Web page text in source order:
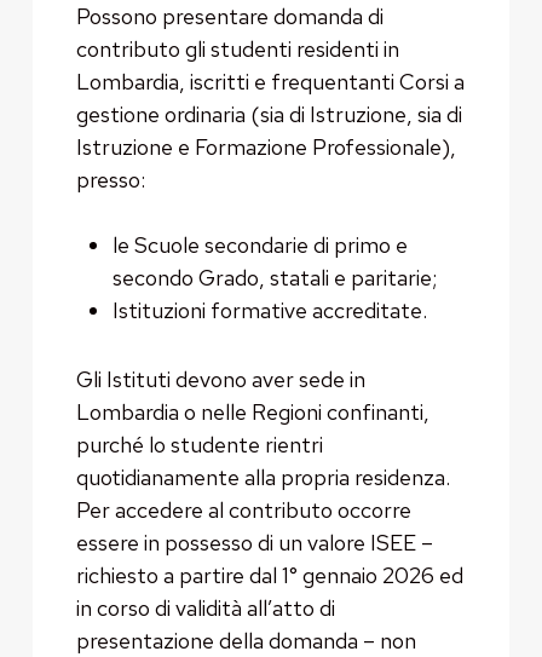
Possono presentare domanda di
contributo gli studenti residenti in
Lombardia, iscritti e frequentanti Corsi a
gestione ordinaria (sia di Istruzione, sia di
Istruzione e Formazione Professionale),
presso:
le Scuole secondarie di primo e
secondo Grado, statali e paritarie;
Istituzioni formative accreditate.
Gli Istituti devono aver sede in
Lombardia o nelle Regioni confinanti,
purché lo studente rientri
quotidianamente alla propria residenza.
Per accedere al contributo occorre
essere in possesso di un valore ISEE –
richiesto a partire dal 1° gennaio 2026 ed
in corso di validità all’atto di
presentazione della domanda – non